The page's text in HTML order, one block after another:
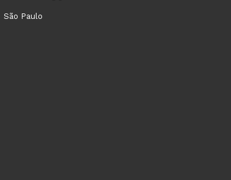
São Paulo